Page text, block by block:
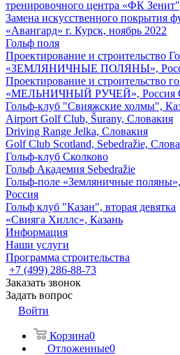
тренировочного центра «ФК
Замена искусственного покрытия
«Авангард» г. Курск, ноябрь 2022
Гольф поля
Проектирование и строительство
«ЗЕМЛЯНИЧНЫЕ ПОЛЯНЫ»,
Проектирование и строительство
«МЕЛЬНИЧНЫЙ РУЧЕЙ», Россия
Гольф-клуб "Свияжские холмы",
Airport Golf Club, Šurany, Словакия
Driving Range Jelka, Словакия
Golf Club Scotland, Sebedražie,
Гольф-клуб Сколково
Гольф Академия Sebedražie
Гольф-поле «Земляничные
Россия
Гольф клуб "Казан", вторая девятка
«Свияга Хиллс», Казань
Информация
Наши услуги
Программа строительства
+7 (499) 286-88-73
Заказать звонок
Задать вопрос
Войти
Корзина0
Отложенные0